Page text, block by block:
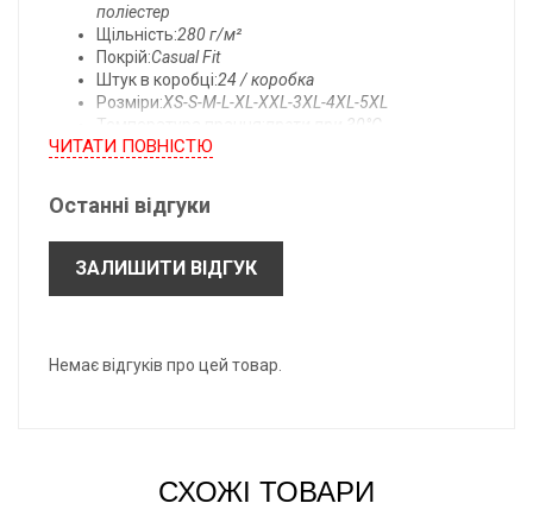
поліестер
Щільність:280 г/м²
Покрій:Casual Fit
Штук в коробці:24 / коробка
Розміри:XS-S-M-L-XL-XXL-3XL-4XL-5XL
Температура прання:
прати при 30°C
Детальний опис:
UNISEX.
Подвійний тканинний капюшон.Однотонні
шнурки. Кишеня-кенгуру. Ребристі манжети на рукавах
і по низу виробу. Проста відривна етикетка робить її
ідеальною для ребрендингу. Мягка бавовняна
тканина робить ідеальну поверхність для друку.
ЧИТАТИ ПОВНIСТЮ
Останні відгуки
ЗАЛИШИТИ ВІДГУК
Немає відгуків про цей товар.
СХОЖІ ТОВАРИ